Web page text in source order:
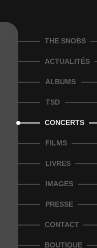
THE SNOBS
ACTUALITÉS
ALBUMS
TSD
CONCERTS
FILMS
LIVRES
IMAGES
PRESSE
CONTACT
BOUTIQUE